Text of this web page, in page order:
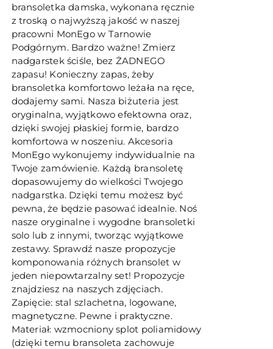
bransoletka damska, wykonana ręcznie
z troską o najwyższą jakość w naszej
pracowni MonEgo w Tarnowie
Podgórnym. Bardzo ważne! Zmierz
nadgarstek ściśle, bez ŻADNEGO
zapasu! Konieczny zapas, żeby
bransoletka komfortowo leżała na ręce,
dodajemy sami. Nasza biżuteria jest
oryginalna, wyjątkowo efektowna oraz,
dzięki swojej płaskiej formie, bardzo
komfortowa w noszeniu. Akcesoria
MonEgo wykonujemy indywidualnie na
Twoje zamówienie. Każdą bransoletę
dopasowujemy do wielkości Twojego
nadgarstka. Dzięki temu możesz być
pewna, że będzie pasować idealnie. Noś
nasze oryginalne i wygodne bransoletki
solo lub z innymi, tworząc wyjątkowe
zestawy. Sprawdź nasze propozycje
komponowania różnych bransolet w
jeden niepowtarzalny set! Propozycje
znajdziesz na naszych zdjęciach.
Zapięcie: stal szlachetna, logowane,
magnetyczne. Pewne i praktyczne.
Materiał: wzmocniony splot poliamidowy
(dzięki temu bransoleta zachowuje